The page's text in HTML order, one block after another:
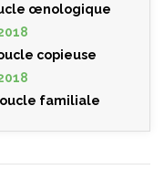
œnologique
copieuse
familiale